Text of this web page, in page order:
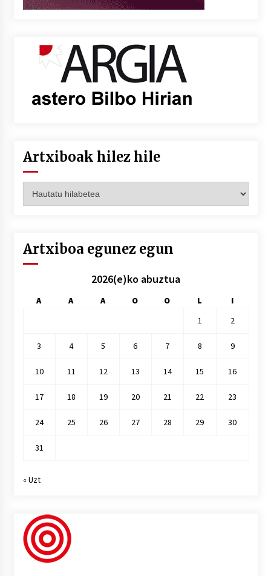
Artxiboak hilez hile
hilez
Artxiboa egunez egun
2026(e)ko abuztua
A A A O O L
I
1
2
3 4 5 6 7 8 9
10 11 12 13 14 15 16
17 18 19 20 21 22 23
24 25 26 27 28 29 30
31
« Uzt